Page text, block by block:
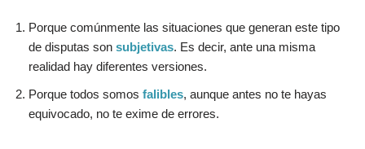
Porque comúnmente las situaciones que generan este tipo
de disputas son subjetivas. Es decir, ante una misma
realidad hay diferentes versiones.
Porque todos somos falibles, aunque antes no te hayas
equivocado, no te exime de errores.